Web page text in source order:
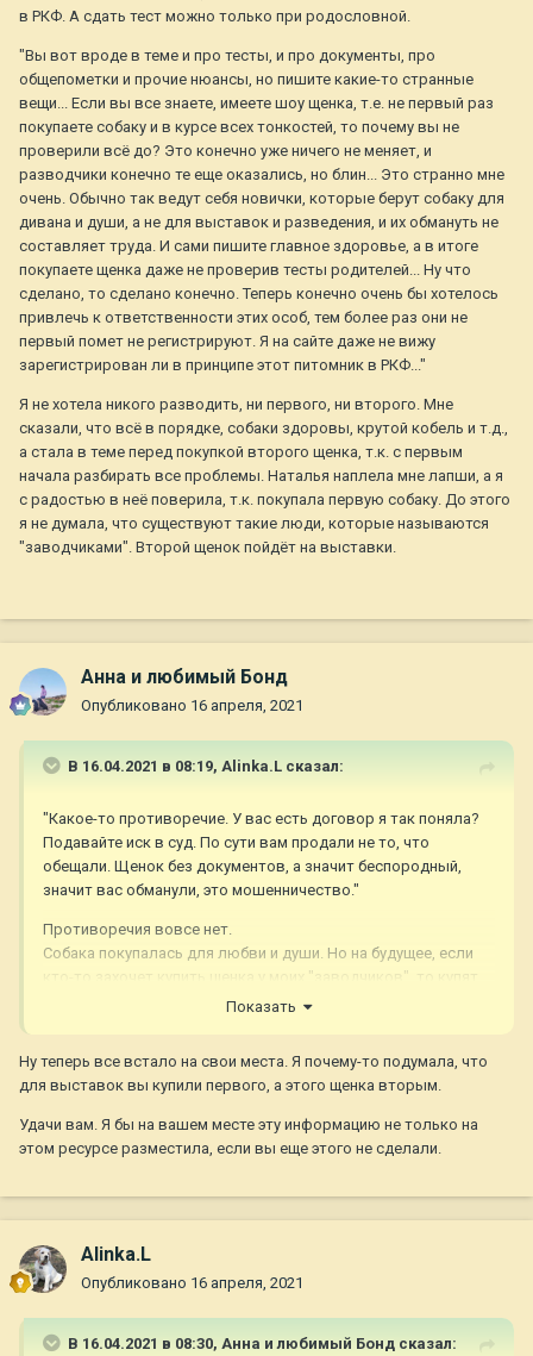
в РКФ. А сдать тест можно только при родословной.
"Вы вот вроде в теме и про тесты, и про документы, про
общепометки и прочие нюансы, но пишите какие-то странные
вещи... Если вы все знаете, имеете шоу щенка, т.е. не первый раз
покупаете собаку и в курсе всех тонкостей, то почему вы не
проверили всё до? Это конечно уже ничего не меняет, и
разводчики конечно те еще оказались, но блин... Это странно мне
очень. Обычно так ведут себя новички, которые берут собаку для
дивана и души, а не для выставок и разведения, и их обмануть не
составляет труда. И сами пишите главное здоровье, а в итоге
покупаете щенка даже не проверив тесты родителей... Ну что
сделано, то сделано конечно. Теперь конечно очень бы хотелось
привлечь к ответственности этих особ, тем более раз они не
первый помет не регистрируют. Я на сайте даже не вижу
зарегистрирован ли в принципе этот питомник в РКФ..."
Я не хотела никого разводить, ни первого, ни второго. Мне
сказали, что всё в порядке, собаки здоровы, крутой кобель и т.д.,
а стала в теме перед покупкой второго щенка, т.к. с первым
начала разбирать все проблемы. Наталья наплела мне лапши, а я
с радостью в неё поверила, т.к. покупала первую собаку. До этого
я не думала, что существуют такие люди, которые называются
"заводчиками". Второй щенок пойдёт на выставки.
Анна и любимый Бонд
Опубликовано 16 апреля, 2021
В 16.04.2021 в 08:19, Alinka.L сказал:
"Какое-то противоречие. У вас есть договор я так поняла?
Подавайте иск в суд. По сути вам продали не то, что
обещали. Щенок без документов, а значит беспородный,
значит вас обманули, это мошенничество."
Противоречия вовсе нет.
Собака покупалась для любви и души. Но на будущее, если
кто-то захочет купить щенка у моих "заводчиков", то купят
только диванную собаку.
бы я не захотела поменять щенячку на родословную, то
собака беспородная.
"Так если вы об этом знаете, пишите коллективную жалобу в
оставить себе на память, надо именно сдавать тест на
дисплазию в РКФ. А сдать тест можно только при
"Вы вот вроде в теме и про тесты, и про документы, про
Показать
Ну теперь все встало на свои места. Я почему-то подумала, что
для выставок вы купили первого, а этого щенка вторым.
Удачи вам. Я бы на вашем месте эту информацию не только на
этом ресурсе разместила, если вы еще этого не сделали.
Alinka.L
Опубликовано 16 апреля, 2021
В 16.04.2021 в 08:30, Анна и любимый Бонд сказал: